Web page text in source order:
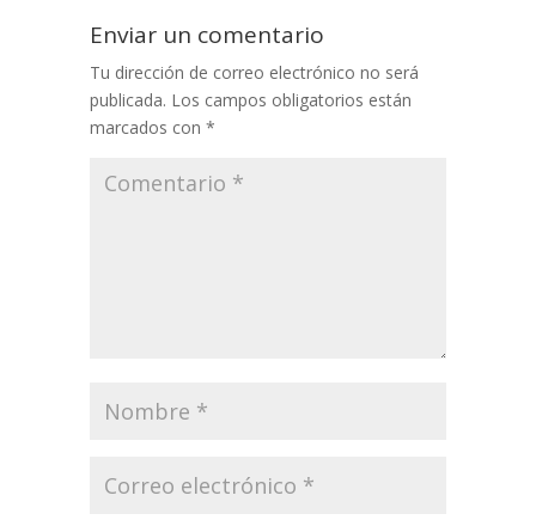
Enviar un comentario
Tu dirección de correo electrónico no será
publicada. Los campos obligatorios están
marcados con *